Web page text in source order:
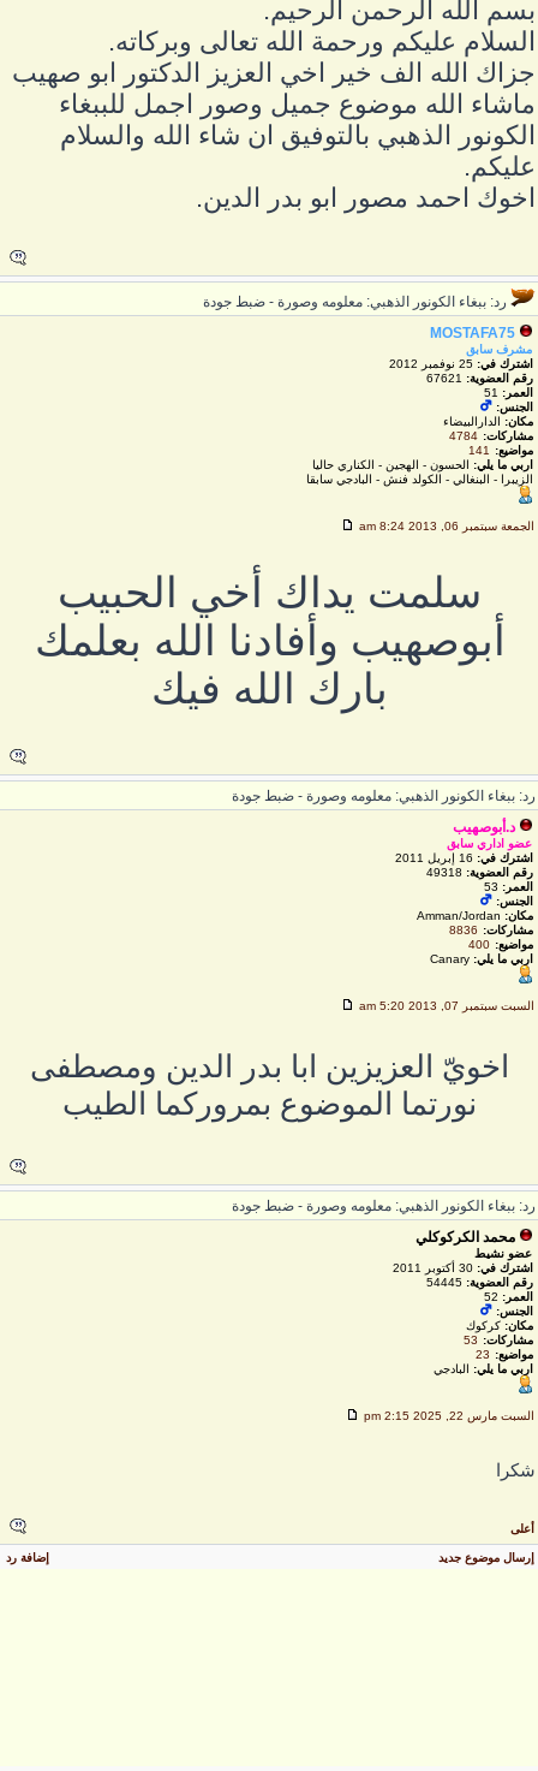
الله الرحمن الرحيم.
عليكم ورحمة الله تعالى وبركاته.
الله الف خير اخي العزيز الدكتور ابو صهيب
الله موضوع جميل وصور اجمل للببغاء
الذهبي بالتوفيق ان شاء الله والسلام
احمد مصور ابو بدر الدين.
رد: ببغاء الكونور الذهبي: معلومه وصورة - ضبط جودة
MOSTAFA75
مشرف سابق
اشترك في:25 نوفمبر 2012
رقم العضوية:67621
العمر: 51
الجنس:
مكان:الدارالبيضاء
مشاركات:
4784
مواضيع:
141
اربي ما يلي:الحسون - الهجين - الكناري حاليا
الزيبرا - البنغالي - الكولد فنش - البادجي سابقا
الجمعة سبتمبر 06, 2013 8:24 am
سلمت يداك أخي الحبيب
أبوصهيب وأفادنا الله بعلمك
بارك الله فيك
ببغاء الكونور الذهبي: معلومه وصورة - ضبط جودة
د.أبوصهيب
عضو اداري سابق
اشترك في:16 إبريل 2011
رقم العضوية:49318
العمر: 53
الجنس:
مكان:Amman/Jordan
مشاركات:
8836
مواضيع:
400
اربي ما يلي:Canary
السبت سبتمبر 07, 2013 5:20 am
اخويّ العزيزين ابا بدر الدين ومصطفى
نورتما الموضوع بمروركما الطيب
ببغاء الكونور الذهبي: معلومه وصورة - ضبط جودة
محمد الكركوكلي
عضو نشيط
اشترك في:30 أكتوبر 2011
رقم العضوية:54445
العمر: 52
الجنس:
مكان:كركوك
مشاركات:
53
مواضيع:
23
اربي ما يلي:البادجي
السبت مارس 22, 2025 2:15 pm
أعلى
إرسال موضوع جديد إضافة رد